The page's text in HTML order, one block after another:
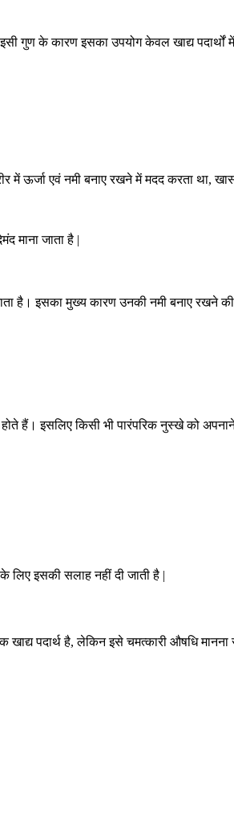
गुण के कारण इसका उपयोग केवल खाद्य पदार्थों
में ऊर्जा एवं नमी बनाए रखने में मदद करता था,
माना जाता है |
है। इसका मुख्य कारण उनकी नमी बनाए रखने
हैं। इसलिए किसी भी पारंपरिक नुस्खे को
लिए इसकी सलाह नहीं दी जाती है |
खाद्य पदार्थ है, लेकिन इसे चमत्कारी औषधि